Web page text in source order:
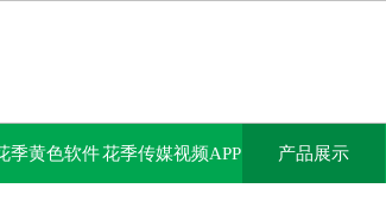
季黄色软件花季传媒视频APP 产品展示